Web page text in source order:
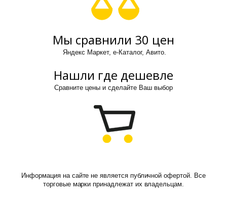
Мы сравнили 30 цен
Яндекс Маркет, е-Каталог, Авито.
Нашли где дешевле
Сравните цены и сделайте Ваш выбор
Информация на сайте не является публичной офертой. Все
торговые марки принадлежат их владельцам.